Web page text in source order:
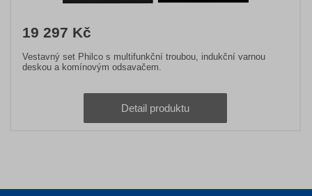
19 297 Kč
Vestavný set Philco s multifunkční troubou, indukční varnou
deskou a komínovým odsavačem.
Detail produktu